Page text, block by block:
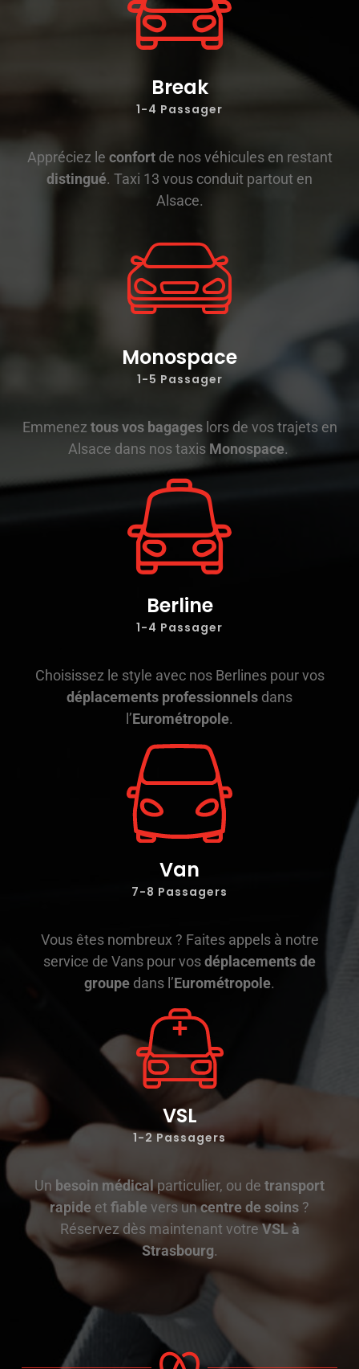
Break
1-4 Passager
Appréciez le confortde nos véhicules en restant
distingué. Taxi 13 vous conduit partout en
Alsace.
Monospace
1-5 Passager
Emmenez tous vos bagageslors de vos trajets en
Alsace dans nos taxis Monospace.
Berline
1-4 Passager
Choisissez le style avec nos Berlines pour vos
déplacements professionnels dans
l’Eurométropole.
Van
7-8 Passagers
Vous êtes nombreux ? Faites appels à notre
service de Vans pour vosdéplacements de
groupe dans l’Eurométropole.
VSL
1-2Passagers
Un besoin médicalparticulier, ou de transport
rapide et fiable vers uncentre de soins ?
Réservez dès maintenant votreVSL à
Strasbourg.